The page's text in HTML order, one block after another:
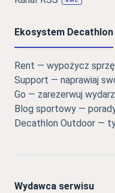
Ekosystem Decathlon
Rent — wypożycz
Support — naprawiaj
Go — zarezerwuj
Blog sportowy —
Decathlon Outdoor —
Wydawca serwisu